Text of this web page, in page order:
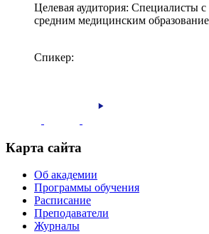
Целевая аудитория: Специалисты
средним медицинским
Спикер:
Карта сайта
Об академии
Программы обучения
Расписание
Преподаватели
Журналы